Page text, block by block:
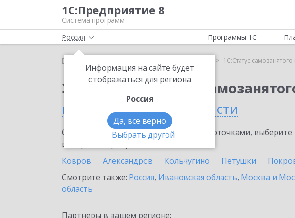
1С:Предприятие 8
Система программ
Россия
Информация на сайте будет
отображаться для региона
Россия
Да, все верно
Выбрать другой
Программы 1С
Главная 1С:Статус
Заказать 1С:Статус
во Владимирской области
Ознакомьтесь с информационными карточками, выберите
внедрение продукта.
Ковров
Александров Кольчугино Петушки
Смотрите также: Россия, Ивановская область, Москва и
область
Партнеры в вашем регионе: